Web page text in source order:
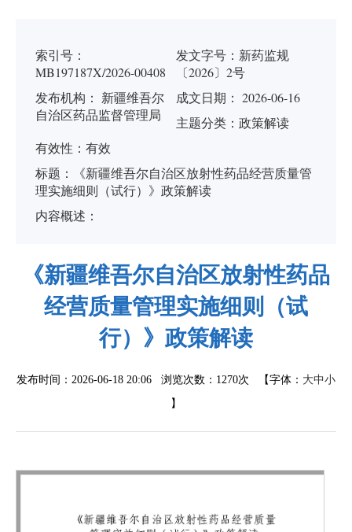
索引号：
MB197187X/2026-00408
发文字号： 新药监规
〔2026〕2号
发布机构： 新疆维吾尔
自治区药品监督管理局
成文日期： 2026-06-16
主题分类： 政策解读
有效性： 有效
标题：
《新疆维吾尔自治区放射性药品经营质量管
理实施细则（试行）》政策解读
内容概述：
《新疆维吾尔自治区放射性药品
经营质量管理实施细则（试
行）》政策解读
发布时间：2026-06-18 20:06 浏览次数： 1270次 【字体： 大中小
】